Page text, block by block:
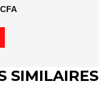
CFA
SIMILAIRES